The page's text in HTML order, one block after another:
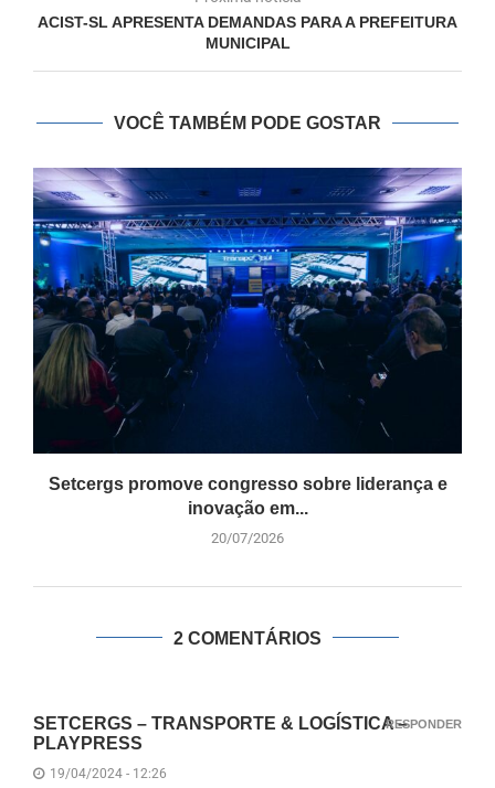
ACIST-SL APRESENTA DEMANDAS PARA A PREFEITURA
MUNICIPAL
VOCÊ TAMBÉM PODE GOSTAR
Setcergs promove congresso sobre liderança e
inovação em...
20/07/2026
2 COMENTÁRIOS
SETCERGS – TRANSPORTE & LOGÍSTICA –
PLAYPRESS
19/04/2024 - 12:26
RESPONDER